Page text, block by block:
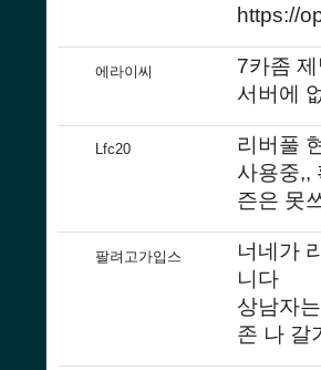
https://
에라이씨
7카좀
서버에
Lfc20
리버풀
사용중,,
즌은 못
팔려고가입스
너네가
니다
상남자
존 나 갈